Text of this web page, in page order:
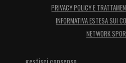
PRIVACY POLICY E
INFORMATIVA ESTESA SUI
NETWORK